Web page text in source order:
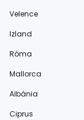
Velence
Izland
Róma
Mallorca
Albánia
Ciprus